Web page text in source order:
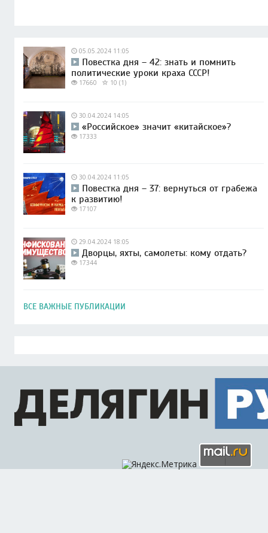
05.05.2024 11:05
Повестка дня – 42: знать и помнить
политические уроки краха СССР!
17660 10 (1)
30.04.2024 14:05
«Российское» значит «китайское»?
17333
30.04.2024 11:05
Повестка дня – 37: вернуться от грабежа
к развитию!
17107
29.04.2024 18:05
Дворцы, яхты, самолеты: кому отдать?
17344
ВСЕ ВАЖНЫЕ ПУБЛИКАЦИИ